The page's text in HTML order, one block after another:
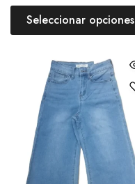
Seleccionar opciones